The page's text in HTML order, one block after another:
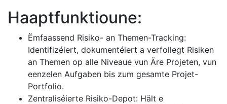
Haaptfunktioune:
Ëmfaassend Risiko- an Themen-Tracking:
Identifizéiert, dokumentéiert a verfollegt Risiken
an Themen op alle Niveaue vun Äre Projeten, vun
eenzelen Aufgaben bis zum gesamte Projet-
Portfolio.
Zentraliséierte Risiko-Depot: Hält e